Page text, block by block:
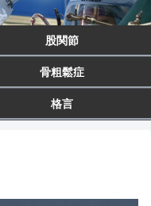
股関節
骨粗鬆症
格言